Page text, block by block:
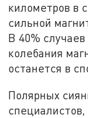
километров в
сильной
В 40%
колебания
останется в
Полярных